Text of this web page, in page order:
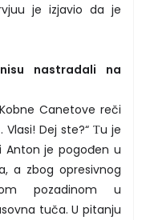
je izjavio da je
nastradali na
Canetove reči
Dej ste?“ Тu je
Anton je pogođen u
a zbog opresivnog
pozadinom u
tuča. U pitanju